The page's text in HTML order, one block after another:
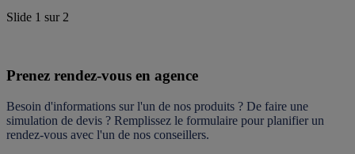
Slide 1 sur 2
Prenez rendez-vous en agence
Besoin d'informations sur l'un de nos produits ? De faire une
simulation de devis ? Remplissez le formulaire pour planifier un
rendez-vous avec l'un de nos conseillers.